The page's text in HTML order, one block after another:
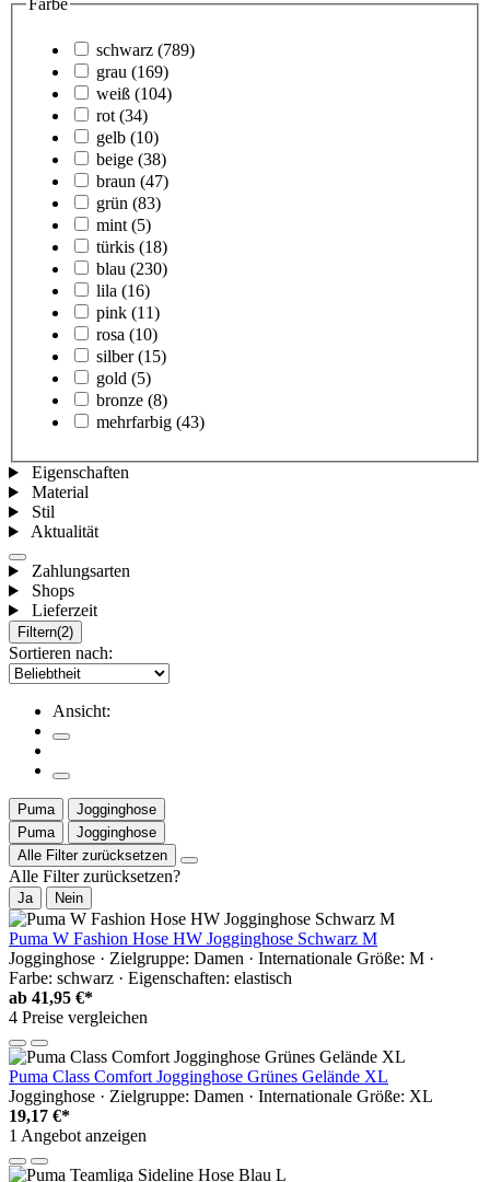
Farbe
schwarz (789)
grau (169)
weiß (104)
rot (34)
gelb (10)
beige (38)
braun (47)
grün (83)
mint (5)
türkis (18)
blau (230)
lila (16)
pink (11)
rosa (10)
silber (15)
gold (5)
bronze (8)
mehrfarbig (43)
Eigenschaften
Material
Stil
Aktualität
Zahlungsarten
Shops
Lieferzeit
Filtern(2)
Sortieren nach:
Ansicht:
Puma
Jogginghose
Puma
Jogginghose
Alle Filter zurücksetzen
Alle Filter zurücksetzen?
Ja Nein
Puma W Fashion Hose HW Jogginghose Schwarz M
Jogginghose · Zielgruppe: Damen · Internationale Größe: M ·
Farbe: schwarz · Eigenschaften: elastisch
ab 41,95 €*
4 Preise vergleichen
Puma Class Comfort Jogginghose Grünes Gelände XL
Jogginghose · Zielgruppe: Damen · Internationale Größe: XL
19,17 €*
1 Angebot anzeigen